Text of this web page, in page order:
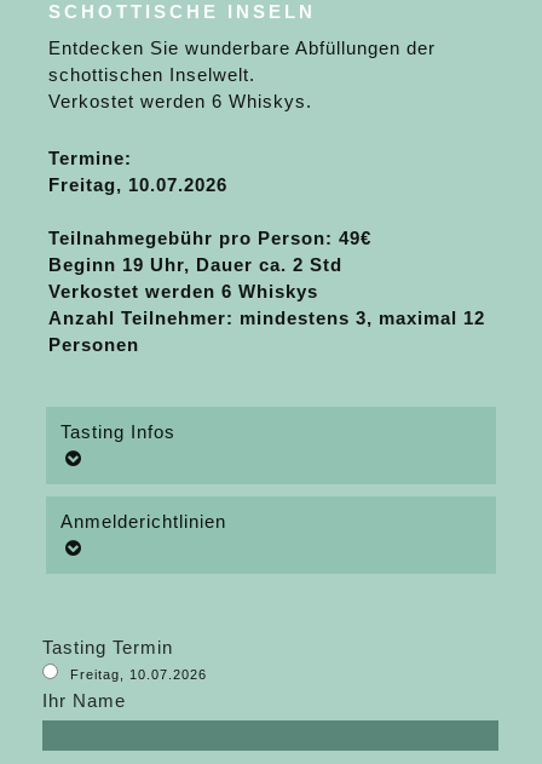
SCHOTTISCHE INSELN
Entdecken Sie wunderbare Abfüllungen der
schottischen Inselwelt.
Verkostet werden 6 Whiskys.
Termine:
Freitag, 10.07.2026
Teilnahmegebühr pro Person: 49€
Beginn 19 Uhr, Dauer ca. 2 Std
Verkostet werden 6 Whiskys
Anzahl Teilnehmer: mindestens 3, maximal 12
Personen
Tasting Infos
Anmelderichtlinien
Tasting Termin
Freitag, 10.07.2026
Ihr Name